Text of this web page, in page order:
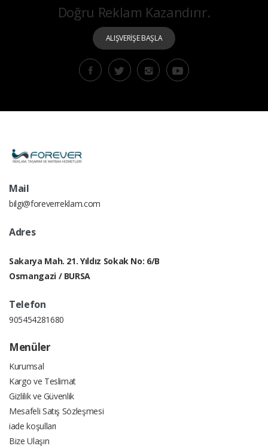
Doğru Reklam Kazandırır.
ALIŞVERİŞE BAŞLA
Mail
bilgi@foreverreklam.com
Adres
Sakarya Mah. 21. Yıldız Sokak No: 6/B
Osmangazi / BURSA
Telefon
905454281680
Menüler
Kurumsal
Kargo ve Teslimat
Gizlilik ve Güvenlik
Mesafeli Satış Sözleşmesi
iade koşulları
Bize Ulaşın